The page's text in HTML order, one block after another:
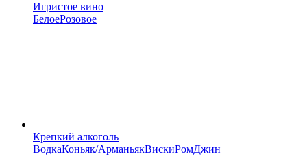
Игристое вино
БелоеРозовое
Крепкий алкоголь
ВодкаКоньяк/АрманьякВискиРомДжин